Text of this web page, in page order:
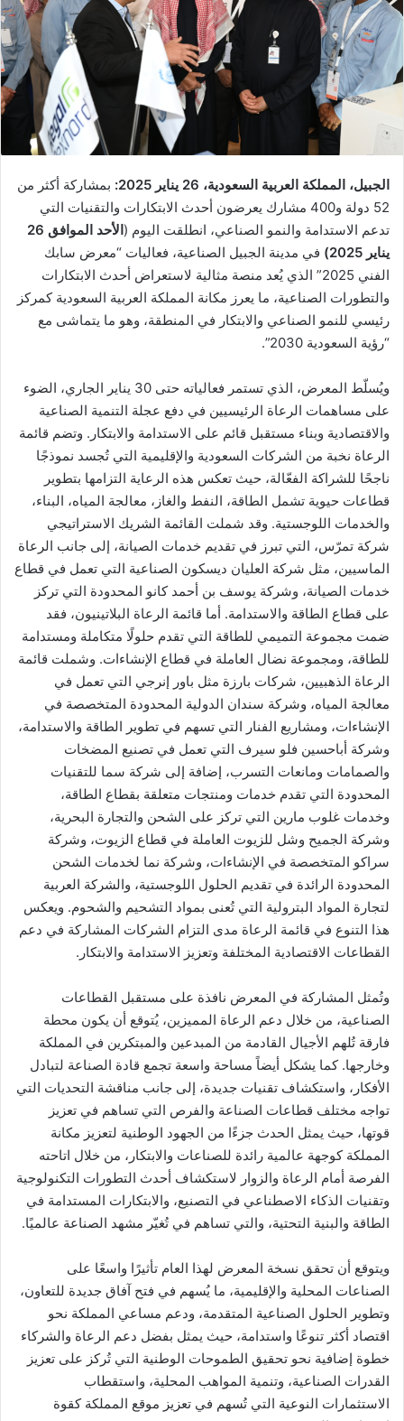
ن
ي
ا
الجبيل، المملكة العربية السعودية، 26 يناير 2025:
بمشاركة أكثر من
52 دولة و400 مشارك يعرضون أحدث الابتكارات والتقنيات التي
تدعم الاستدامة والنمو الصناعي، انطلقت اليوم ( الأحد الموافق 26
يناير 2025)
في مدينة الجبيل الصناعية، فعاليات “معرض سابك
الفني 2025” الذي يُعد منصة مثالية لاستعراض أحدث الابتكارات
والتطورات الصناعية، ما يعرز مكانة المملكة العربية السعودية كمركز
رئيسي للنمو الصناعي والابتكار في المنطقة، وهو ما يتماشى مع
“رؤية السعودية 2030”.
ويُسلّط المعرض، الذي تستمر فعالياته حتى 30 يناير الجاري، الضوء
على مساهمات الرعاة الرئيسيين في دفع عجلة التنمية الصناعية
والاقتصادية وبناء مستقبل قائم على الاستدامة والابتكار. وتضم قائمة
الرعاة نخبة من الشركات السعودية والإقليمية التي تُجسد نموذجًا
ناجحًا للشراكة الفعّالة، حيث تعكس هذه الرعاية التزامها بتطوير
قطاعات حيوية تشمل الطاقة، النفط والغاز، معالجة المياه، البناء،
والخدمات اللوجستية. وقد شملت القائمة الشريك الاستراتيجي
شركة تمرّس، التي تبرز في تقديم خدمات الصيانة، إلى جانب الرعاة
الماسيين، مثل شركة العليان ديسكون الصناعية التي تعمل في قطاع
خدمات الصيانة، وشركة يوسف بن أحمد كانو المحدودة التي تركز
على قطاع الطاقة والاستدامة. أما قائمة الرعاة البلاتينيون، فقد
ضمت مجموعة التميمي للطاقة التي تقدم حلولًا متكاملة ومستدامة
للطاقة، ومجموعة نضال العاملة في قطاع الإنشاءات. وشملت قائمة
الرعاة الذهبيين، شركات بارزة مثل باور إنرجي التي تعمل في
معالجة المياه، وشركة سندان الدولية المحدودة المتخصصة في
الإنشاءات، ومشاريع الفنار التي تسهم في تطوير الطاقة والاستدامة،
وشركة أباحسين فلو سيرف التي تعمل في تصنيع المضخات
والصمامات ومانعات التسرب، إضافة إلى شركة سما للتقنيات
المحدودة التي تقدم خدمات ومنتجات متعلقة بقطاع الطاقة،
وخدمات غلوب مارين التي تركز على الشحن والتجارة البحرية،
وشركة الجميح وشل للزيوت العاملة في قطاع الزيوت، وشركة
سراكو المتخصصة في الإنشاءات، وشركة نما لخدمات الشحن
المحدودة الرائدة في تقديم الحلول اللوجستية، والشركة العربية
لتجارة المواد البترولية التي تُعنى بمواد التشحيم والشحوم. ويعكس
هذا التنوع في قائمة الرعاة مدى التزام الشركات المشاركة في دعم
القطاعات الاقتصادية المختلفة وتعزيز الاستدامة والابتكار.
وتُمثل المشاركة في المعرض نافذة على مستقبل القطاعات
الصناعية، من خلال دعم الرعاة المميزين، يُتوقع أن يكون محطة
فارقة تُلهم الأجيال القادمة من المبدعين والمبتكرين في المملكة
وخارجها. كما يشكل أيضاً مساحة واسعة تجمع قادة الصناعة لتبادل
الأفكار، واستكشاف تقنيات جديدة، إلى جانب مناقشة التحديات التي
تواجه مختلف قطاعات الصناعة والفرص التي تساهم في تعزيز
قوتها، حيث يمثل الحدث جزءًا من الجهود الوطنية لتعزيز مكانة
المملكة كوجهة عالمية رائدة للصناعات والابتكار، من خلال اتاحته
الفرصة أمام الرعاة والزوار لاستكشاف أحدث التطورات التكنولوجية
وتقنيات الذكاء الاصطناعي في التصنيع، والابتكارات المستدامة في
الطاقة والبنية التحتية، والتي تساهم في تُغيّر مشهد الصناعة عالميًا.
ويتوقع أن تحقق نسخة المعرض لهذا العام تأثيرًا واسعًا على
الصناعات المحلية والإقليمية، ما يُسهم في فتح آفاق جديدة للتعاون،
وتطوير الحلول الصناعية المتقدمة، ودعم مساعي المملكة نحو
اقتصاد أكثر تنوعًا واستدامة، حيث يمثل بفضل دعم الرعاة والشركاء
خطوة إضافية نحو تحقيق الطموحات الوطنية التي تُركز على تعزيز
القدرات الصناعية، وتنمية المواهب المحلية، واستقطاب
الاستثمارات النوعية التي تُسهم في تعزيز موقع المملكة كقوة